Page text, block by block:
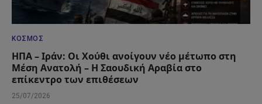
ΚΌΣΜΟΣ
ΗΠΑ – Ιράν: Οι Χούθι ανοίγουν νέο μέτωπο στη
Μέση Ανατολή – Η Σαουδική Αραβία στο
επίκεντρο των επιθέσεων
25/07/2026